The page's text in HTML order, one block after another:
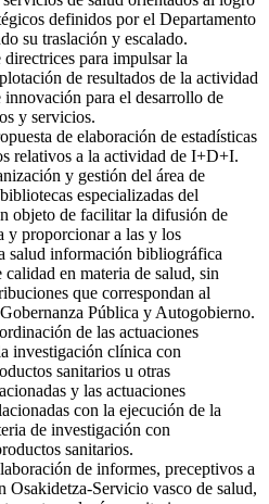
definidos por el Departamento
su traslación y escalado.
para impulsar la
de resultados de la actividad
para el desarrollo de
y servicios.
de elaboración de estadísticas
relativos a la actividad de I+D+I.
y gestión del área de
especializadas del
objeto de facilitar la difusión de
y proporcionar a las y los
salud información bibliográfica
calidad en materia de salud, sin
que correspondan al
Pública y Autogobierno.
de las actuaciones
investigación clínica con
sanitarios u otras
y las actuaciones
con la ejecución de la
de investigación con
sanitarios.
de informes, preceptivos a
Osakidetza-Servicio vasco de salud,